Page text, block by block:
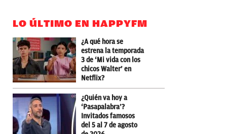
LO ÚLTIMO EN HAPPYFM
¿A qué hora se
estrena la temporada
3 de ‘Mi vida con los
chicos Walter’ en
Netflix?
¿Quién va hoy a
‘Pasapalabra’?
Invitados famosos
del 5 al 7 de agosto